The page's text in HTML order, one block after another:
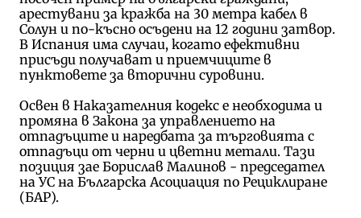
арестувани за кражба на 30 метра кабел в
Солун и по-късно осъдени на 12 години затвор.
В Испания има случаи, когато ефективни
присъди получават и приемчиците в
пунктовете за вторични суровини.
Освен в Наказателния кодекс е необходима и
промяна в Закона за управлението на
отпадъците и наредбата за търговията с
отпадъци от черни и цветни метали. Тази
позиция зае Борислав Малинов - председател
на УС на Българска Асоциация по Рециклиране
(БАР).